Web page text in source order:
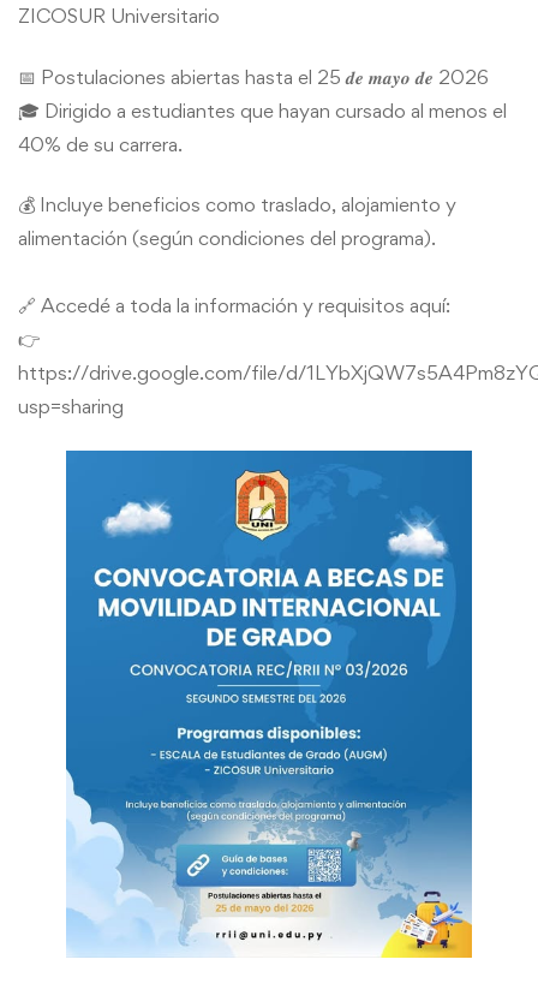
ZICOSUR Universitario
📅 Postulaciones abiertas hasta el 25 𝒅𝒆 𝒎𝒂𝒚𝒐 𝒅𝒆 2026
🎓 Dirigido a estudiantes que hayan cursado al menos el
40% de su carrera.
💰 Incluye beneficios como traslado, alojamiento y
alimentación (según condiciones del programa).
🔗 Accedé a toda la información y requisitos aquí:
👉
https://drive.google.com/file/d/
usp=sharing